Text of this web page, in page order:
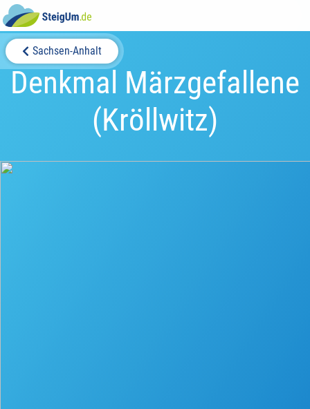
Sachsen-Anhalt
Denkmal Märzgefallene
(Kröllwitz)